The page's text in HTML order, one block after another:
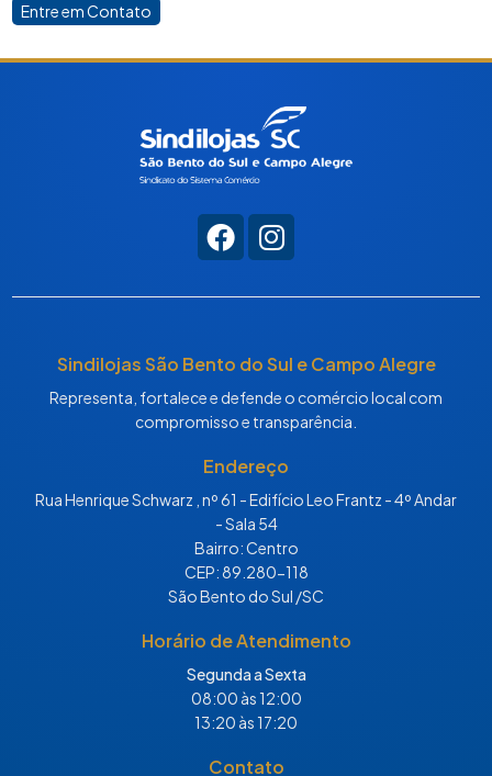
Entre em Contato
Sindilojas São Bento do Sul e Campo Alegre
Representa, fortalece e defende o comércio local com
compromisso e transparência.
Endereço
Rua Henrique Schwarz , nº 61 - Edifício Leo Frantz - 4º Andar
- Sala 54
Bairro: Centro
CEP: 89.280-118
São Bento do Sul /SC
Horário de Atendimento
Segunda a Sexta
08:00 às 12:00
13:20 às 17:20
Contato